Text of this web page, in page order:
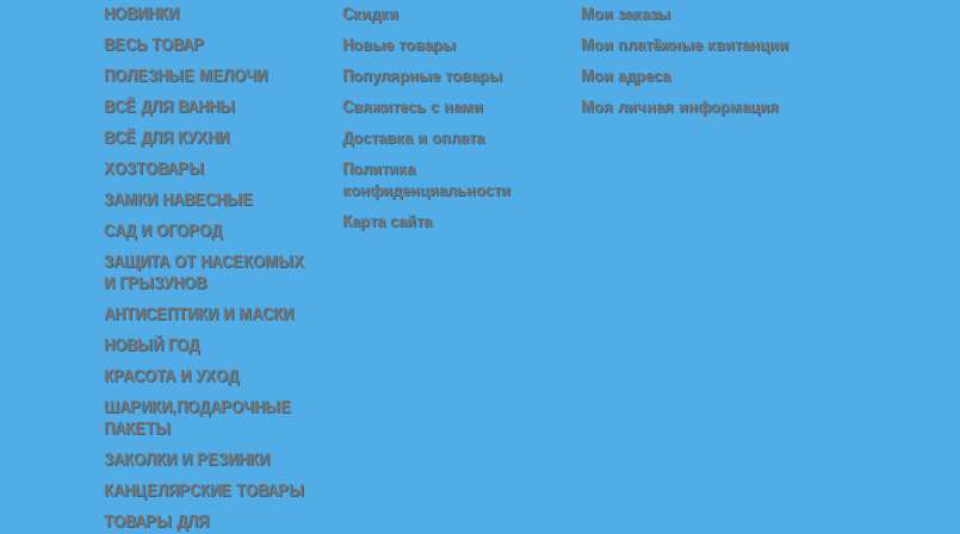
НОВИНКИ
ВЕСЬ ТОВАР
ПОЛЕЗНЫЕ МЕЛОЧИ
ВСЁ ДЛЯ ВАННЫ
ВСЁ ДЛЯ КУХНИ
ХОЗТОВАРЫ
ЗАМКИ НАВЕСНЫЕ
САД И ОГОРОД
ЗАЩИТА ОТ НАСЕКОМЫХ
И ГРЫЗУНОВ
АНТИСЕПТИКИ И МАСКИ
НОВЫЙ ГОД
КРАСОТА И УХОД
ШАРИКИ,ПОДАРОЧНЫЕ
ПАКЕТЫ
ЗАКОЛКИ И РЕЗИНКИ
КАНЦЕЛЯРСКИЕ ТОВАРЫ
ТОВАРЫ ДЛЯ
Скидки
Новые товары
Популярные товары
Свяжитесь с нами
Доставка и оплата
Политика
конфиденциальности
Карта сайта
Мои заказы
Мои платёжные квитанции
Мои адреса
Моя личная информация